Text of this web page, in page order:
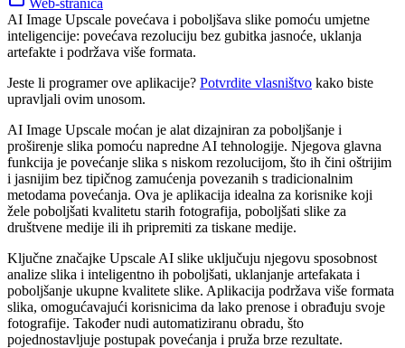
AI Image Upscale povećava i poboljšava slike pomoću umjetne
inteligencije: povećava rezoluciju bez gubitka jasnoće, uklanja
artefakte i podržava više formata.
Jeste li programer ove aplikacije? Potvrdite vlasništvo kako biste
upravljali ovim unosom.
AI Image Upscale moćan je alat dizajniran za poboljšanje i
proširenje slika pomoću napredne AI tehnologije. Njegova glavna
funkcija je povećanje slika s niskom rezolucijom, što ih čini oštrijim
i jasnijim bez tipičnog zamućenja povezanih s tradicionalnim
metodama povećanja. Ova je aplikacija idealna za korisnike koji
žele poboljšati kvalitetu starih fotografija, poboljšati slike za
društvene medije ili ih pripremiti za tiskane medije.
Ključne značajke Upscale AI slike uključuju njegovu sposobnost
analize slika i inteligentno ih poboljšati, uklanjanje artefakata i
poboljšanje ukupne kvalitete slike. Aplikacija podržava više formata
slika, omogućavajući korisnicima da lako prenose i obrađuju svoje
fotografije. Također nudi automatiziranu obradu, što
pojednostavljuje postupak povećanja i pruža brze rezultate.